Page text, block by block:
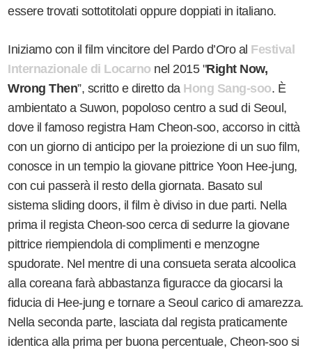
essere trovati sottotitolati oppure doppiati in italiano.
Iniziamo con il film vincitore del Pardo d’Oro al Festival
Internazionale di Locarno nel 2015 "Right Now,
Wrong Then”, scritto e diretto da Hong Sang-soo. È
ambientato a Suwon, popoloso centro a sud di Seoul,
dove il famoso registra Ham Cheon-soo, accorso in città
con un giorno di anticipo per la proiezione di un suo film,
conosce in un tempio la giovane pittrice Yoon Hee-jung,
con cui passerà il resto della giornata. Basato sul
sistema sliding doors, il film è diviso in due parti. Nella
prima il regista Cheon-soo cerca di sedurre la giovane
pittrice riempiendola di complimenti e menzogne
spudorate. Nel mentre di una consueta serata alcoolica
alla coreana farà abbastanza figuracce da giocarsi la
fiducia di Hee-jung e tornare a Seoul carico di amarezza.
Nella seconda parte, lasciata dal regista praticamente
identica alla prima per buona percentuale, Cheon-soo si